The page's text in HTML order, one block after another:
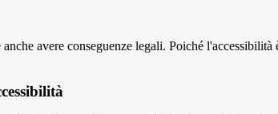
avere conseguenze legali. Poiché